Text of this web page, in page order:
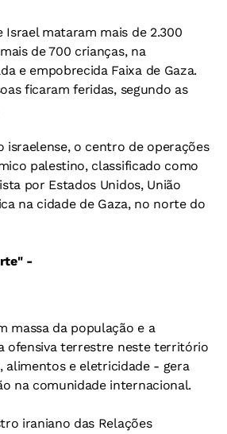
Israel mataram mais de 2.300
de 700 crianças, na
e empobrecida Faixa de Gaza.
ficaram feridas, segundo as
israelense, o centro de operações
palestino, classificado como
por Estados Unidos, União
na cidade de Gaza, no norte do
-
massa da população e a
ofensiva terrestre neste território
alimentos e eletricidade - gera
na comunidade internacional.
iraniano das Relações